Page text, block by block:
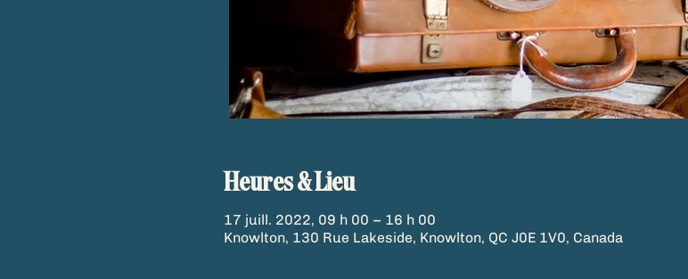
Heures & Lieu
17 juill. 2022, 09 h 00 – 16 h 00
Knowlton, 130 Rue Lakeside, Knowlton, QC J0E 1V0, Canada